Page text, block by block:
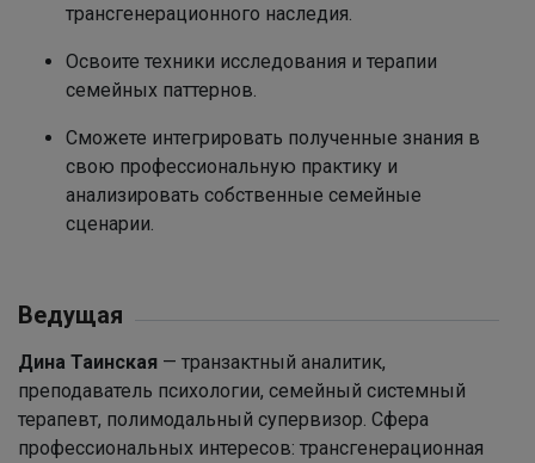
трансгенерационного наследия.
Освоите техники исследования и терапии
семейных паттернов.
Сможете интегрировать полученные знания в
свою профессиональную практику и
анализировать собственные семейные
сценарии.
Ведущая
Дина Таинская — транзактный аналитик,
преподаватель психологии, семейный системный
терапевт, полимодальный супервизор. Сфера
профессиональных интересов: трансгенерационная